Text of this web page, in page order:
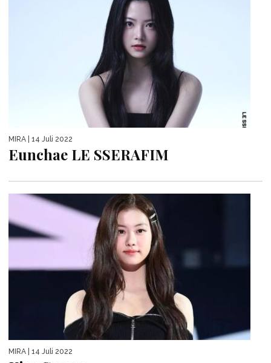
MIRA | 14 Juli 2022
Eunchae LE SSERAFIM
MIRA | 14 Juli 2022